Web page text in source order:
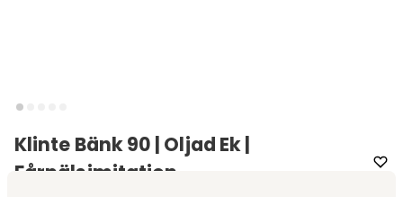
Klinte Bänk 90 | Oljad Ek |
Fårpälsimitation